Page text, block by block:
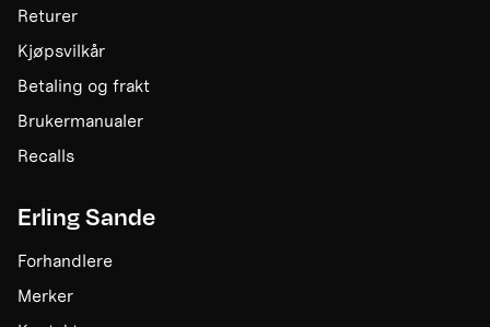
Returer
Kjøpsvilkår
Betaling og frakt
Brukermanualer
Recalls
Erling Sande
Forhandlere
Merker